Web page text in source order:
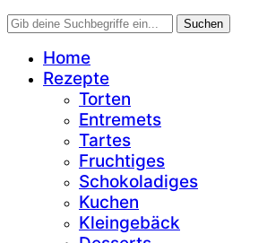
Home
Rezepte
Torten
Entremets
Tartes
Fruchtiges
Schokoladiges
Kuchen
Kleingebäck